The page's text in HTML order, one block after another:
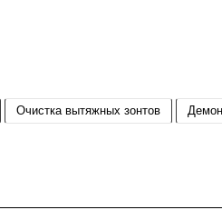
Очистка вытяжных зонтов